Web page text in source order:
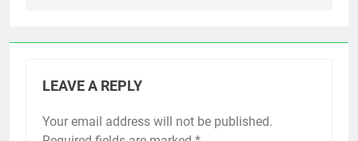
LEAVE A REPLY
Your email address will not be published.